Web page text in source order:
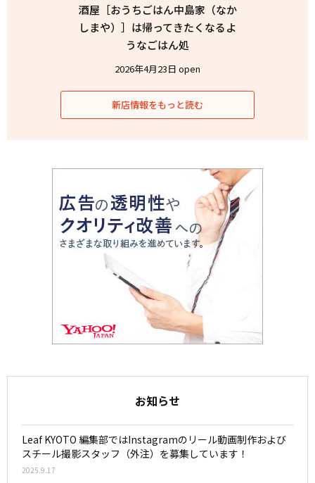
酒屋［おうちごはん中島家（なか
しまや）］は帰ってきたくなるよ
うなごはん処
2026年4月23日 open
新店情報をもっと読む
お知らせ
Leaf KYOTO 編集部ではInstagramのリール動画制作および
スチール撮影スタッフ（外注）を募集しています！
2025.9.17